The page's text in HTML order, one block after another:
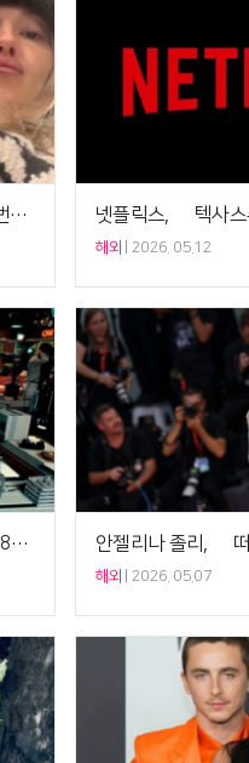
44세 여배우, 15세 연하 연인과 두 번째 아이 출산[Ce:월드뷰]
해외 2026. 05.12
'CNN 창립자' 테드 터너, 별세…향년 87세[Ce:월드뷰]
해외 2026. 05.07